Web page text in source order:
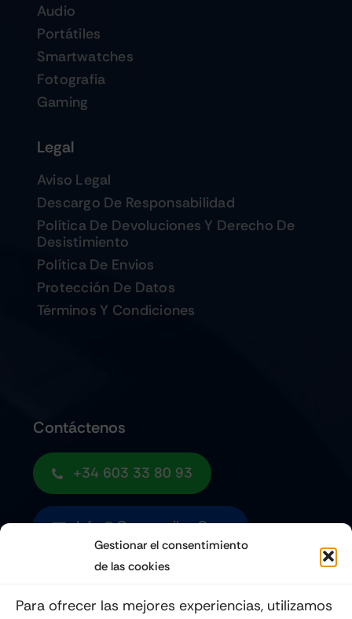
Gestionar el consentimiento
de las cookies
Para ofrecer las mejores experiencias, utilizamos
Audio
Portátiles
Smartwatches
Fotografia
Gaming
Legal
Aviso Legal
Descargo De Responsabilidad
Política De Devoluciones Y Derecho De
Desistimiento
Política De Envios
Protección De Datos
Términos Y Condiciones
Contáctenos
+34 603 33 80 93
Info@quemoviles.com